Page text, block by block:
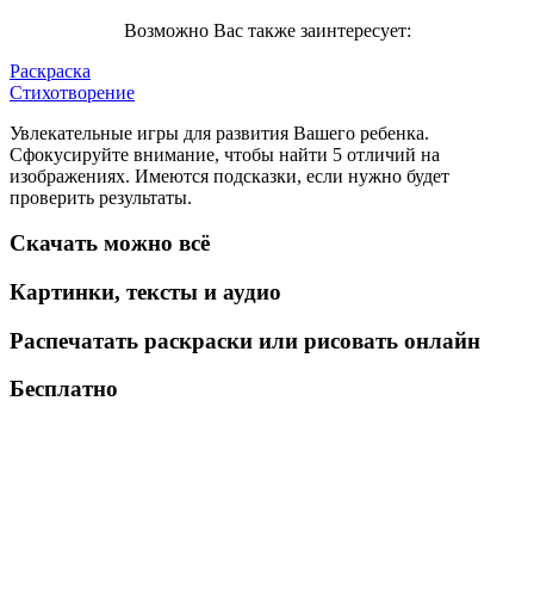
Возможно Вас также заинтересует:
Раскраска
Стихотворение
Увлекательные игры для развития Вашего ребенка.
Сфокусируйте внимание, чтобы найти 5 отличий на
изображениях. Имеются подсказки, если нужно будет
проверить результаты.
Скачать можно всё
Картинки, тексты и аудио
Распечатать раскраски или рисовать онлайн
Бесплатно